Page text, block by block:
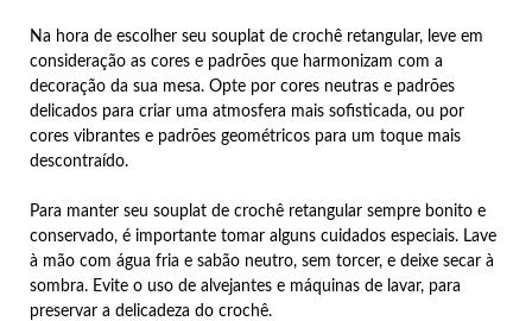
Na hora de escolher seu souplat de crochê retangular, leve em
consideração as cores e padrões que harmonizam com a
decoração da sua mesa. Opte por cores neutras e padrões
delicados para criar uma atmosfera mais sofisticada, ou por
cores vibrantes e padrões geométricos para um toque mais
descontraído.
Para manter seu souplat de crochê retangular sempre bonito e
conservado, é importante tomar alguns cuidados especiais. Lave
à mão com água fria e sabão neutro, sem torcer, e deixe secar à
sombra. Evite o uso de alvejantes e máquinas de lavar, para
preservar a delicadeza do crochê.